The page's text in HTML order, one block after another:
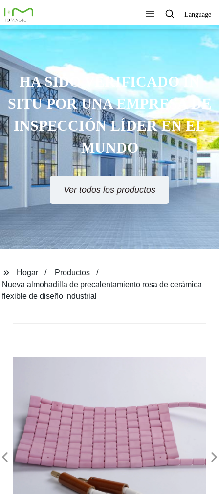
Language
HA SIDO VERIFICADO IN
SITU POR UNA EMPRESA DE
INSPECCIÓN LÍDER EN EL
MUNDO
Ver todos los productos
Hogar
Productos
Nueva almohadilla de precalentamiento rosa de cerámica
flexible de diseño industrial